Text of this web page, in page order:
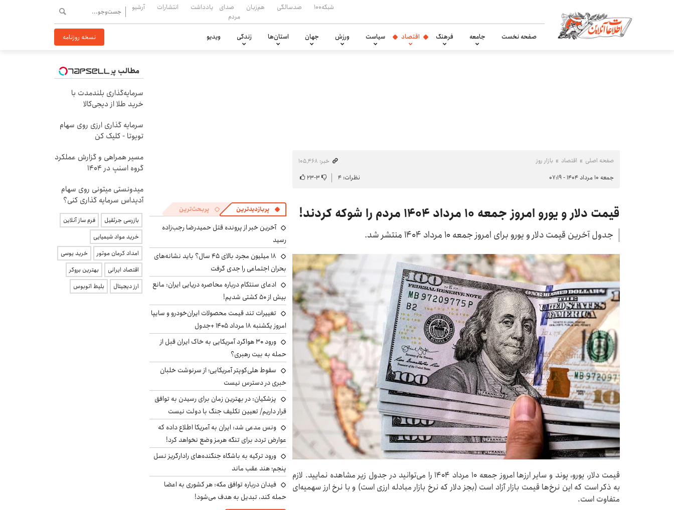
شبکه۱۰۰ صدسالگی هم‌زبان
صدای
مردم
یادداشت انتشارات آرشیو
صفحه نخست جامعه فرهنگ اقتصاد سیاست ورزش جهان استان‌ها زندگی ویدیو نسخه روزنامه
صفحه اصلی اقتصاد بازار روز
خبر: ۱۰۵٬۴۶۸
جمعه ۱۰ مرداد ۱۴۰۴ - ۰۷:۱۹
نظرات: ۴ ۳-۲۳
قیمت دلار و یورو امروز جمعه ۱۰ مرداد ۱۴۰۴ مردم را شوکه کردند!
جدول آخرین قیمت دلار و یورو برای امروز جمعه ۱۰ مرداد ۱۴۰۴ منتشر شد.
قیمت دلار، یورو، پوند و سایر ارزها امروز جمعه ۱۰ مرداد ۱۴۰۴ را می‌توانید در جدول زیر مشاهده نمایید. لازم
به ذکر است که این نرخ‌ها قیمت بازار آزاد است (بجز دلار که نرخ بازار مبادله ارزی است) و با نرخ ارز سهمیه‌ای
متفاوت است.
پربازدیدترین پربحث‌ترین
آخرین خبر از پرونده قتل حمیدرضا رجب‌زاده
رسید
۱۸ میلیون مجرد بالای ۴۵ سال؟ باید نشانه‌های
بحران اجتماعی را جدی گرفت
ادعای سنتکام درباره محاصره دریایی ایران: مانع
بیش از ۵۰ کشتی شدیم!
تغییرات تند قیمت محصولات ایران‌خودرو و سایپا
امروز یکشنبه ۱۸ مرداد ۱۴۰۵ +جدول
ورود ۳۰ هواگرد آمریکایی به خاک ایران قبل از
حمله به بیت رهبری؟
سقوط هلی‌کوپتر آمریکایی؛ از سرنوشت خلبان
خبری در دسترس نیست
پزشکیان‌: در بهترین زمان برای رسیدن به توافق
قرار داریم/ تعیین تکلیف جنگ با دولت نیست
ونس مدعی شد: ایران به آمریکا اطلاع داده که
عوارض تردد برای تنگه هرمز وضع نخواهد کرد!
ورود ترکیه به باشگاه جنگنده‌های رادارگریز نسل
پنجم؛ هند عقب ماند
فیدان درباره توافق مکه: هر کشوری به اعضا
حمله کند، تبدیل به هدف می‌شود!
مطالب پیشنهادی
سرمایه‌گذاری بلندمدت با
خرید طلا از دیجی‌کالا
سرمایه گذاری ارزی روی سهام
تویوتا - کلیک کن
مسیر همراهی و گزارش عملکرد
گروه اسنپ در ۱۴۰۴
میدونستی میتونی روی سهام
آدیداس سرمایه گذاری کنی؟
بازرسی جرثقیل
فرم ساز آنلاین
خرید مواد شیمیایی
امداد کرمان موتور
خرید یوسی
اقتصاد ایرانی
بهترین بروکر
ارز دیجیتال
بلیط اتوبوس